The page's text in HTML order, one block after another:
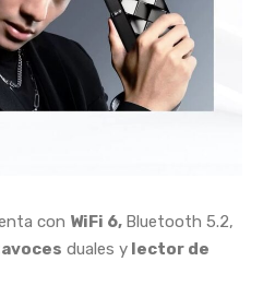
con WiFi 6, Bluetooth 5.2,
duales y lector de